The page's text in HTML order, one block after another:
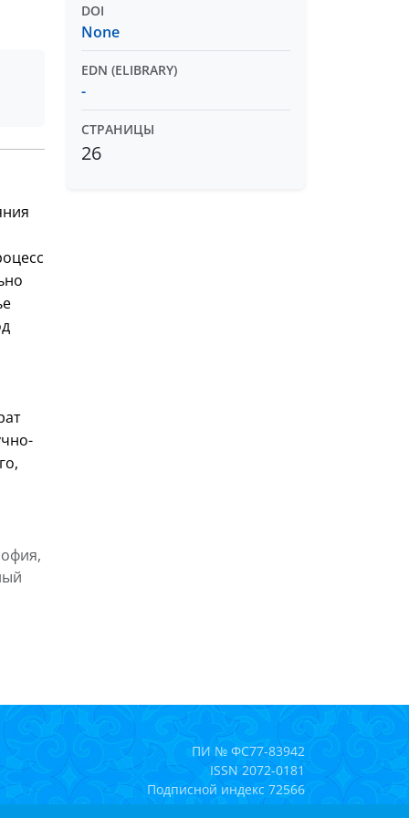
DOI
None
EDN (ELIBRARY)
-
СТРАНИЦЫ
26
ПИ № ФС77-83942
ISSN 2072-0181
Подписной индекс 72566